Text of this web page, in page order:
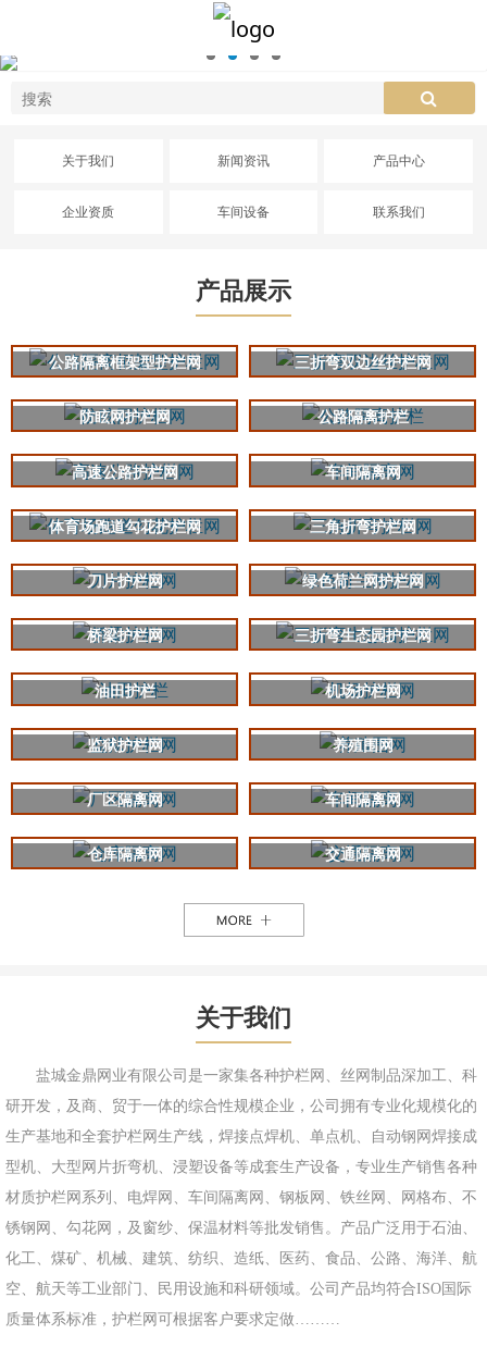
关于我们 新闻资讯 产品中心
企业资质 车间设备 联系我们
产品展示
公路隔离框架型护栏网 三折弯双边丝护栏网
防眩网护栏网 公路隔离护栏
高速公路护栏网 车间隔离网
体育场跑道勾花护栏网 三角折弯护栏网
刀片护栏网 绿色荷兰网护栏网
桥梁护栏网 三折弯生态园护栏网
油田护栏 机场护栏网
监狱护栏网 养殖围网
厂区隔离网 车间隔离网
仓库隔离网 交通隔离网
关于我们
盐城金鼎网业有限公司是一家集各种护栏网、丝网制品深加工、科
研开发，及商、贸于一体的综合性规模企业，公司拥有专业化规模化的
生产基地和全套护栏网生产线，焊接点焊机、单点机、自动钢网焊接成
型机、大型网片折弯机、浸塑设备等成套生产设备，专业生产销售各种
材质护栏网系列、电焊网、车间隔离网、钢板网、铁丝网、网格布、不
锈钢网、勾花网，及窗纱、保温材料等批发销售。产品广泛用于石油、
化工、煤矿、机械、建筑、纺织、造纸、医药、食品、公路、海洋、航
空、航天等工业部门、民用设施和科研领域。公司产品均符合ISO国际
质量体系标准，护栏网可根据客户要求定做………